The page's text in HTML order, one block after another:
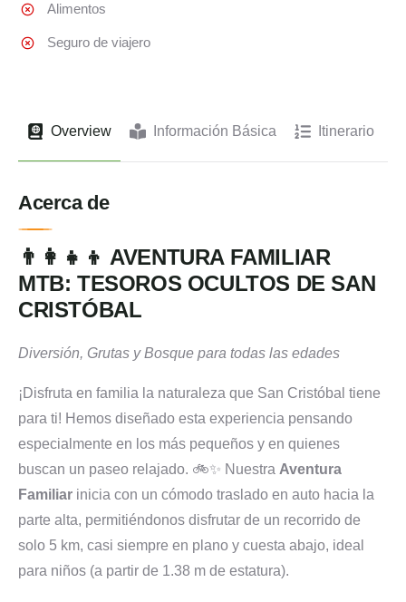
Alimentos
Seguro de viajero
Overview Información Básica Itinerario
Acerca de
👨‍👩‍👧‍👦 AVENTURA FAMILIAR
MTB: TESOROS OCULTOS DE SAN
CRISTÓBAL
Diversión, Grutas y Bosque para todas las edades
¡Disfruta en familia la naturaleza que San Cristóbal tiene
para ti! Hemos diseñado esta experiencia pensando
especialmente en los más pequeños y en quienes
buscan un paseo relajado. 🚲✨ Nuestra Aventura
Familiar inicia con un cómodo traslado en auto hacia la
parte alta, permitiéndonos disfrutar de un recorrido de
solo 5 km, casi siempre en plano y cuesta abajo, ideal
para niños (a partir de 1.38 m de estatura).